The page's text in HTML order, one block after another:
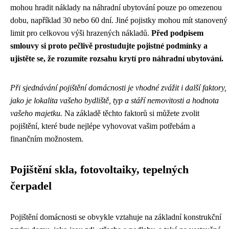
mohou hradit náklady na náhradní ubytování pouze po omezenou
dobu, například 30 nebo 60 dní. Jiné pojistky mohou mít stanovený
limit pro celkovou výši hrazených nákladů. Před podpisem
smlouvy si proto pečlivě prostudujte pojistné podmínky a
ujistěte se, že rozumíte rozsahu krytí pro náhradní ubytování.
Při sjednávání pojištění domácnosti je vhodné zvážit i další faktory,
jako je lokalita vašeho bydliště, typ a stáří nemovitosti a hodnota
vašeho majetku. Na základě těchto faktorů si můžete zvolit
pojištění, které bude nejlépe vyhovovat vašim potřebám a
finančním možnostem.
Pojištění skla, fotovoltaiky, tepelných
čerpadel
Pojištění domácnosti se obvykle vztahuje na základní konstrukční